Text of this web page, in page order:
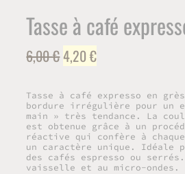
Tasse à café
6,00€Le
initial
était :
6,00 €.
4,20€Le
actuel
est :
4,20 €.
Tasse à café expresso en
bordure irrégulière pour
main » très tendance. La
est obtenue grâce à un
réactive qui confère à
un caractère unique. Idéale
des cafés espresso ou
vaisselle et au micro-ondes.